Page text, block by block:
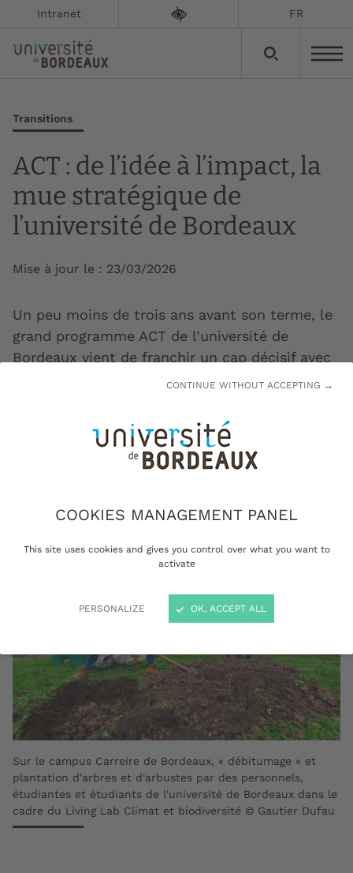
COOKIES MANAGEMENT PANEL
This site uses cookies and gives you control over what you want to
activate
PERSONALIZE
CONTINUE WITHOUT ACCEPTING →
OK, ACCEPT ALL
Intranet FR
Transitions
ACT : de l’idée à l’impact, la
mue stratégique de
l’université de Bordeaux
Mise à jour le : 23/03/2026
Un peu moins de trois ans avant son terme, le
grand programme ACT de l’université de
Bordeaux vient de franchir un cap décisif avec
son évaluation à mi-parcours, et sa
recherche. Retour sur une ambition partie
d’une vision très théorique qui œuvre
désormais à conforter son impact.
Sur le campus Carreire de Bordeaux, « débitumage » et
plantation d'arbres et d'arbustes par des personnels,
étudiantes et étudiants de l'université de Bordeaux dans le
cadre du Living Lab Climat et biodiversité © Gautier Dufau